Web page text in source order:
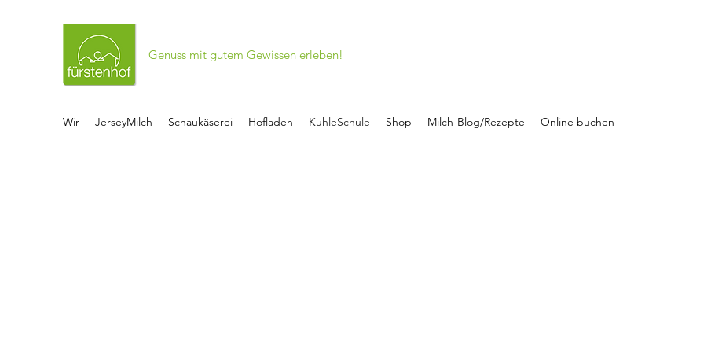
Genuss mit gutem Gewissen erleben!
Wir JerseyMilch Schaukäserei Hofladen KuhleSchule Shop Milch-Blog/Rezepte Online buchen